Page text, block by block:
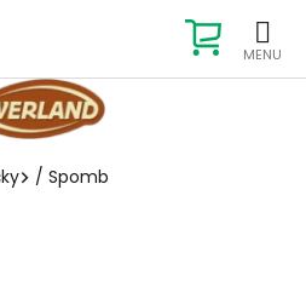
KOŠÍK
/ Spomb